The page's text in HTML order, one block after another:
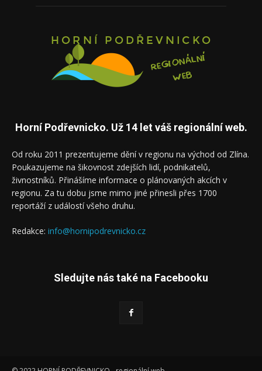
Horní Podřevnicko. Už 14 let váš regionální web.
Od roku 2011 prezentujeme dění v regionu na východ od Zlína.
Poukazujeme na šikovnost zdejších lidí, podnikatelů,
živnostníků. Přinášíme informace o plánovaných akcích v
regionu. Za tu dobu jsme mimo jiné přinesli přes 1700
reportáží z událostí všeho druhu.
Redakce: info@hornipodrevnicko.cz
Sledujte nás také na Facebooku